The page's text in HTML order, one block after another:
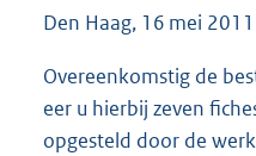
Den Haag, 16 mei 2011
Overeenkomstig de
eer u hierbij zeven
opgesteld door de